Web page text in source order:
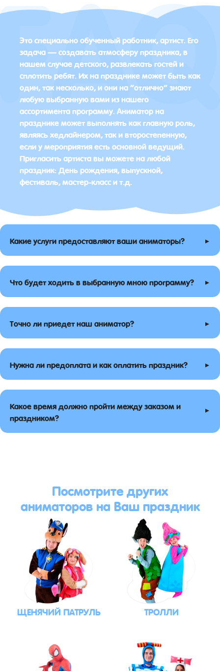
Это специально обученный работник, артист. Его
задача — создавать атмосферу праздника, в
нашем случае детского, развлекать гостей и
сплотить ребят. Их на празднике может быть как
один, так несколько, и они на “отлично” знают
любую выбранную вами из нашего
ассортимента программу. Аниматор на
празднике может выполнять как главную роль,
являясь хедлайнером, так и второстепенную,
если у мероприятия есть основной ведущий.
Пригласить артиста вы можете на любой
праздник: День рождения, выпускной,
фестиваль, мастер-класс и т.д.
Какие услуги предоставляют ваши аниматоры? ▸
Что будет ходить в выбранную мною программу? ▸
Точно ли приедет наш аниматор? ▸
Нужна ли предоплата и как оплатить праздник? ▸
Какое время должно пройти между заказом и
праздником?
▸
Посмотрите других
аниматоров на Ваш праздник
ЩЕНЯЧИЙ ПАТРУЛЬ ТРОЛЛИ